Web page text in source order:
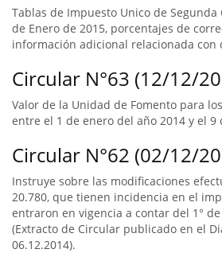
Tablas de Impuesto Unico de Segunda
de Enero de 2015, porcentajes de
información adicional relacionada con
Circular N°63 (12/12/
Valor de la Unidad de Fomento para
entre el 1 de enero del año 2014 y el 9
Circular N°62 (02/12/
Instruye sobre las modificaciones
20.780, que tienen incidencia en el
entraron en vigencia a contar del 1°
(Extracto de Circular publicado en el
06.12.2014).